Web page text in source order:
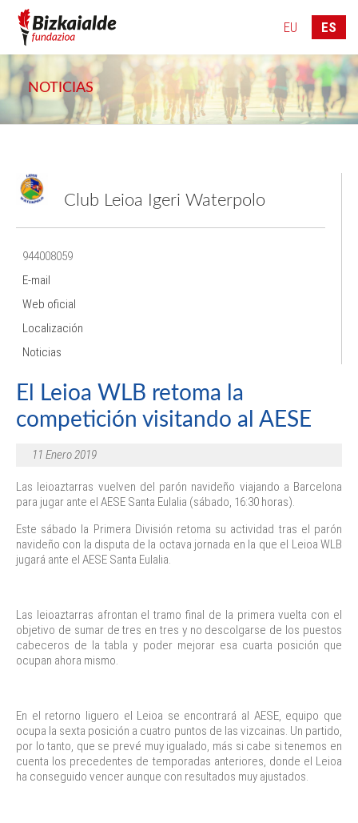
info@bizkaialde.eus
EU ES
NOTICIAS
Club Leioa Igeri Waterpolo
944008059
E-mail
Web oficial
Localización
Noticias
El Leioa WLB retoma la
competición visitando al AESE
11 Enero 2019
Las leioaztarras vuelven del parón navideño viajando a Barcelona
para jugar ante el AESE Santa Eulalia (sábado, 16:30 horas).
Este sábado la Primera División retoma su actividad tras el parón
navideño con la disputa de la octava jornada en la que el Leioa WLB
jugará ante el AESE Santa Eulalia.
Las leioaztarras afrontan el tramo final de la primera vuelta con el
objetivo de sumar de tres en tres y no descolgarse de los puestos
cabeceros de la tabla y poder mejorar esa cuarta posición que
ocupan ahora mismo.
En el retorno liguero el Leioa se encontrará al AESE, equipo que
ocupa la sexta posición a cuatro puntos de las vizcainas. Un partido,
por lo tanto, que se prevé muy igualado, más si cabe si tenemos en
cuenta los precedentes de temporadas anteriores, donde el Leioa
ha conseguido vencer aunque con resultados muy ajustados.